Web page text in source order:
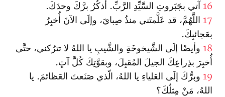
16 آتي بجَبَروتِ السَّيِّدِ الرَّبِّ. أذكُرُ برَّكَ وحدَكَ.
17 اللَّهُمَّ، قد عَلَّمتَني منذُ صِبايَ، وإلَى الآنَ أُخبِرُ
بعَجائبِكَ.
18 وأيضًا إلَى الشَّيخوخَةِ والشَّيبِ يا اللهُ لا تترُكني، حتَّى
أُخبِرَ بذِراعِكَ الجيلَ المُقبِلَ، وبقوَّتِكَ كُلَّ آتٍ.
19 وبرُّكَ إلَى العَلياءِ يا اللهُ، الّذي صَنَعتَ العَظائمَ. يا
اللهُ، مَنْ مِثلُكَ؟